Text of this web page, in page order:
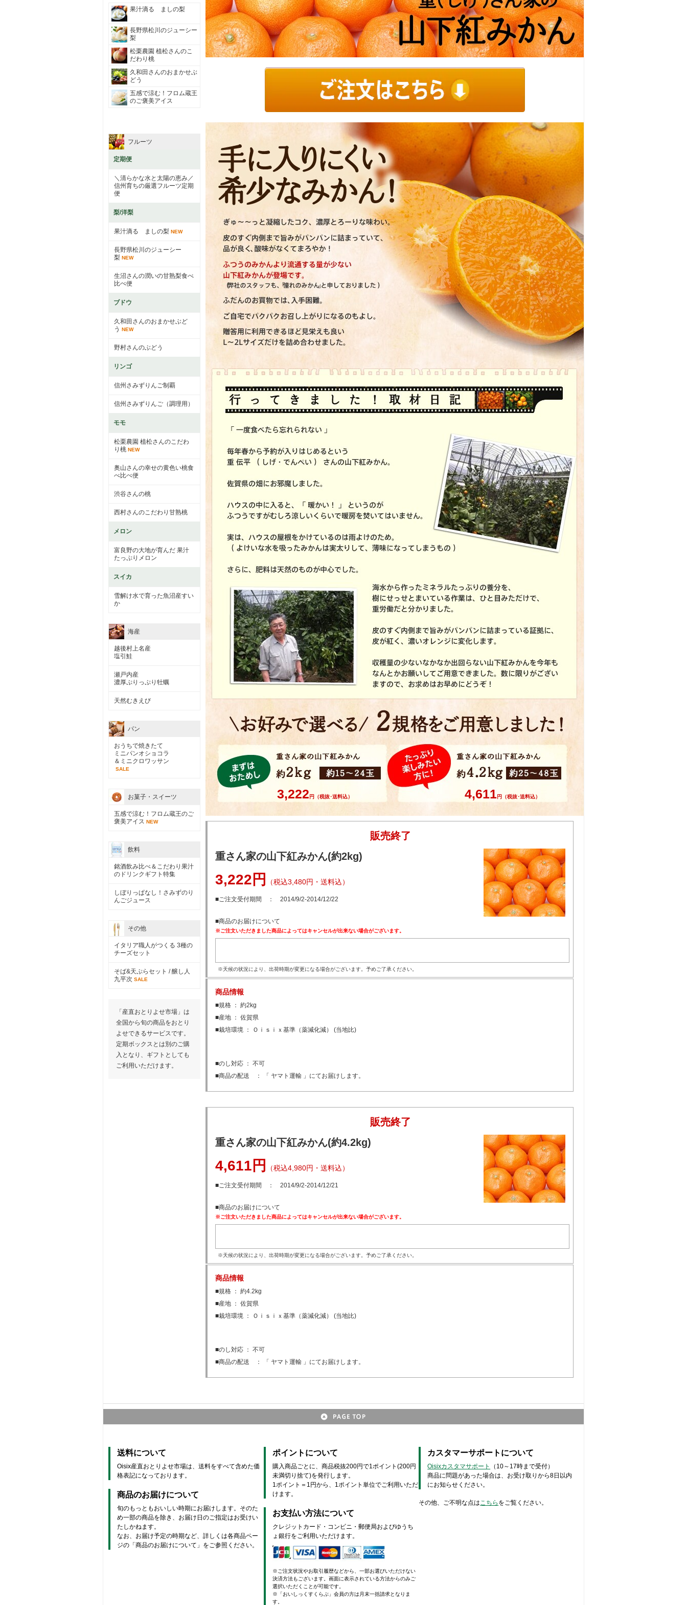
3,222 円（税抜･送料込） 4,611円（税抜･送料込）
販売終了
重さん家の山下紅みかん(約2kg)
3,222円 （税込3,480円・送料込）
■ご注文受付期間 ： 2014/9/2-2014/12/22
■商品のお届けについて
※ご注文いただきました商品によってはキャンセルが出来ない場合がございます。
※天候の状況により、出荷時期が変更になる場合がございます。予めご了承ください。
商品情報
■規格 ： 約2kg
■産地 ： 佐賀県
■栽培環境 ： Ｏｉｓｉｘ基準（薬減化減） (当地比)
■のし対応 ： 不可
■商品の配送 ： 「 ヤマト運輸 」にてお届けします。
販売終了
重さん家の山下紅みかん(約4.2kg)
4,611円 （税込4,980円・送料込）
■ご注文受付期間 ： 2014/9/2-2014/12/21
■商品のお届けについて
※ご注文いただきました商品によってはキャンセルが出来ない場合がございます。
※天候の状況により、出荷時期が変更になる場合がございます。予めご了承ください。
商品情報
■規格 ： 約4.2kg
■産地 ： 佐賀県
■栽培環境 ： Ｏｉｓｉｘ基準（薬減化減） (当地比)
■のし対応 ： 不可
■商品の配送 ： 「 ヤマト運輸 」にてお届けします。
果汁滴る ましの梨
長野県松川のジューシー
梨
松栗農園 植松さんのこ
だわり桃
久和田さんのおまかせぶ
どう
五感で涼む！フロム蔵王
のご褒美アイス
フルーツ
定期便
＼清らかな水と太陽の恵み／
信州育ちの厳選フルーツ定期
便
梨/洋梨
果汁滴る ましの梨 NEW
長野県松川のジューシー
梨 NEW
生沼さんの潤いの甘熟梨食べ
比べ便
ブドウ
久和田さんのおまかせぶど
う NEW
野村さんのぶどう
リンゴ
信州さみずりんご制覇
信州さみずりんご（調理用）
モモ
松栗農園 植松さんのこだわ
り桃 NEW
奥山さんの幸せの黄色い桃食
べ比べ便
渋谷さんの桃
西村さんのこだわり甘熟桃
メロン
富良野の大地が育んだ 果汁
たっぷりメロン
スイカ
雪解け水で育った魚沼産すい
か
海産
越後村上名産
塩引鮭
瀬戸内産
濃厚ぷりっぷり牡蠣
天然むきえび
パン
おうちで焼きたて
ミニパンオショコラ
＆ミニクロワッサン
SALE
お菓子・スイーツ
五感で涼む！フロム蔵王のご
褒美アイス NEW
飲料
銘酒飲み比べ＆こだわり果汁
のドリンクギフト特集
しぼりっぱなし！さみずのり
んごジュース
その他
イタリア職人がつくる 3種の
チーズセット
そば&天ぷらセット / 醸し人
九平次 SALE
「産直おとりよせ市場」は
全国から旬の商品をおとり
よせできるサービスです。
定期ボックスとは別のご購
入となり、ギフトとしても
ご利用いただけます。
送料について
Oisix産直おとりよせ市場は、送料をすべて含めた価
格表記になっております。
商品のお届けについて
旬のもっともおいしい時期にお届けします。そのた
め一部の商品を除き、お届け日のご指定はお受けい
たしかねます。
なお、お届け予定の時期など、詳しくは各商品ペー
ジの「商品のお届けについて」をご参照ください。
ポイントについて
購入商品ごとに、商品税抜200円で1ポイント(200円
未満切り捨て)を発行します。
1ポイント＝1円から、1ポイント単位でご利用いただ
けます。
お支払い方法について
クレジットカード・コンビニ・郵便局およびゆうち
ょ銀行をご利用いただけます。
※ご注文状況やお取引履歴などから、一部お選びいただけない
決済方法もございます。画面に表示されている方法からのみご
選択いただくことが可能です。
※「おいしっくすくらぶ」会員の方は月末一括請求となりま
す。
カスタマーサポートについて
Oisixカスタマサポート
（10～17時まで受付）
商品に問題があった場合は、お受け取りから8日以内
にお知らせください。
その他、ご不明な点はこちら をご覧ください。